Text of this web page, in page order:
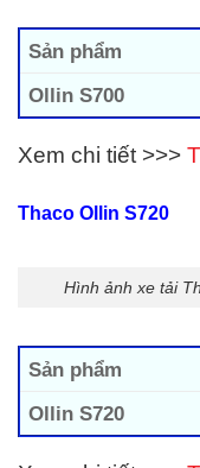
Sản phẩm
Ollin S700
Xem chi tiết >>>
Thaco Ollin S720
Hình ảnh xe tải
Sản phẩm
Ollin S720